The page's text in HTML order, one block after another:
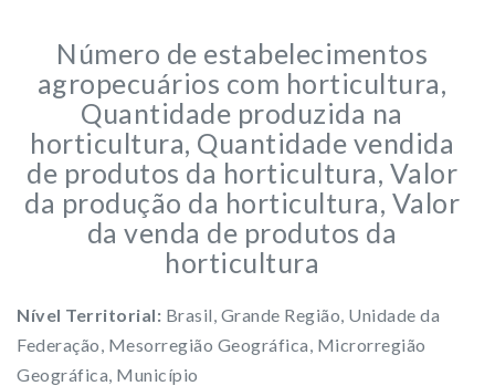
Número de estabelecimentos
agropecuários com horticultura,
Quantidade produzida na
horticultura, Quantidade vendida
de produtos da horticultura, Valor
da produção da horticultura, Valor
da venda de produtos da
horticultura
Nível Territorial: Brasil, Grande Região, Unidade da
Federação, Mesorregião Geográfica, Microrregião
Geográfica, Município